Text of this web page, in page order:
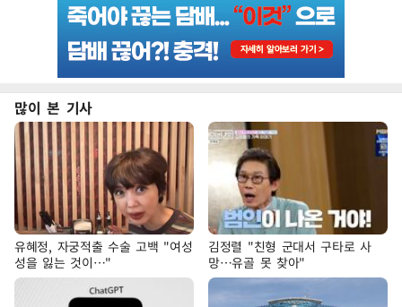
많이 본 기사
유혜정, 자궁적출 수술 고백 "여성
성을 잃는 것이…"
김정렬 "친형 군대서 구타로 사
망…유골 못 찾아"